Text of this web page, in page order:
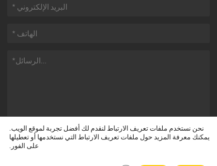
نحن نستخدم ملفات تعريف الارتباط لنقدم لك أفضل تجربة لموقع الويب.
يمكنك معرفة المزيد حول ملفات تعريف الارتباط التي نستخدمها أو تعطيلها
على الفور.